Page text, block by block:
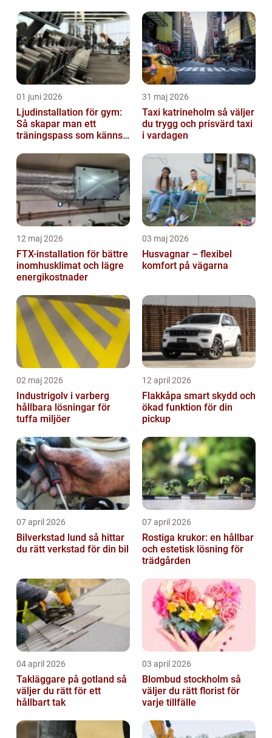
01 juni 2026
Ljudinstallation för gym:
Så skapar man ett
träningspass som känns i
31 maj 2026
Taxi katrineholm så väljer
du trygg och prisvärd taxi
i vardagen
12 maj 2026
FTX-installation för bättre
inomhusklimat och lägre
energikostnader
03 maj 2026
Husvagnar – flexibel
komfort på vägarna
02 maj 2026
Industrigolv i varberg
hållbara lösningar för
tuffa miljöer
12 april 2026
Flakkåpa smart skydd och
ökad funktion för din
pickup
07 april 2026
Bilverkstad lund så hittar
du rätt verkstad för din bil
07 april 2026
Rostiga krukor: en hållbar
och estetisk lösning för
trädgården
04 april 2026
Takläggare på gotland så
väljer du rätt för ett
hållbart tak
03 april 2026
Blombud stockholm så
väljer du rätt florist för
varje tillfälle